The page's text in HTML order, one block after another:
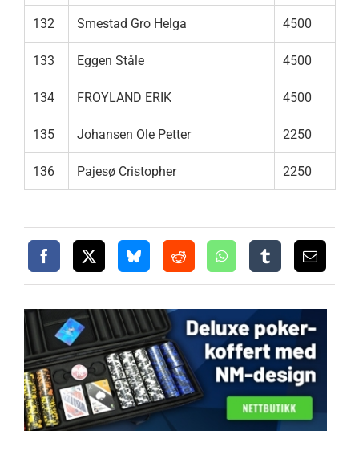
132 Smestad Gro Helga 4500
133 Eggen Ståle 4500
134 FROYLAND ERIK 4500
135 Johansen Ole Petter 2250
136 Pajesø Cristopher 2250